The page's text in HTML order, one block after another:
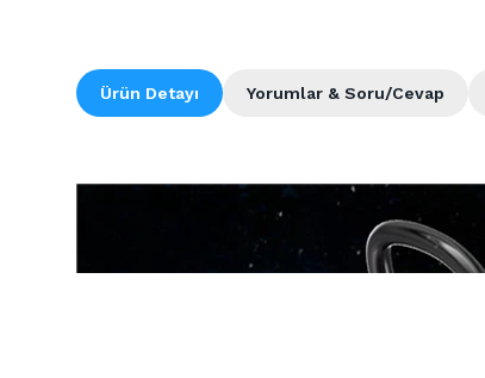
Ürün Detayı Yorumlar & Soru/Cevap